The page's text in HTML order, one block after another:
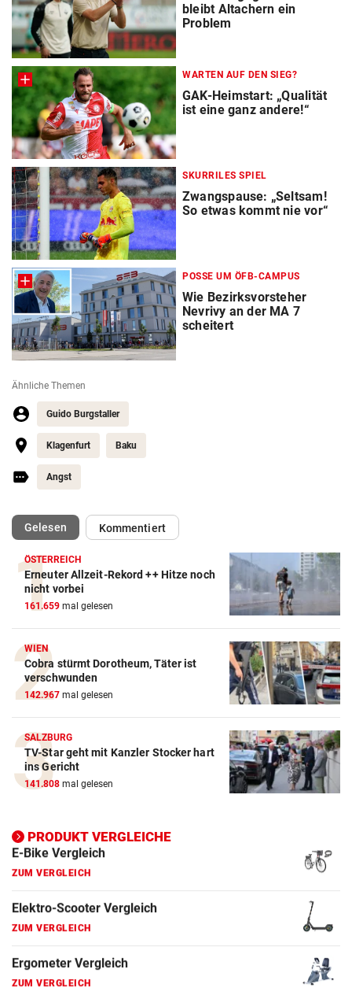
bleibt Altachern ein
Problem
WARTEN AUF DEN SIEG?
GAK-Heimstart: „Qualität
ist eine ganz andere!“
SKURRILES SPIEL
Zwangspause: „Seltsam!
So etwas kommt nie vor“
POSSE UM ÖFB-CAMPUS
Wie Bezirksvorsteher
Nevrivy an der MA 7
scheitert
Ähnliche Themen
Guido Burgstaller
Klagenfurt Baku
Angst
Gelesen(ausgewählt)Kommentiert
ÖSTERREICH
Erneuter Allzeit-Rekord ++ Hitze noch
nicht vorbei
161.659 mal gelesen
WIEN
Cobra stürmt Dorotheum, Täter ist
verschwunden
142.967 mal gelesen
SALZBURG
TV-Star geht mit Kanzler Stocker hart
ins Gericht
141.808 mal gelesen
PRODUKT VERGLEICHE
Action-Cam Vergleich
ZUM VERGLEICH
Crosstrainer Vergleich
ZUM VERGLEICH
E-Bike Vergleich
ZUM VERGLEICH
Elektro-Scooter Vergleich
ZUM VERGLEICH
ZUM VERGLEICH
Fahrrad Test
Fahrradanhänger Vergleich
Faszienrolle Vergleich